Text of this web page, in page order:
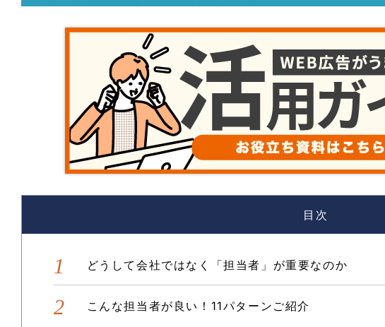
目次
どうして会社ではなく「担当者」が重要なのか
こんな担当者が良い！11パターンご紹介